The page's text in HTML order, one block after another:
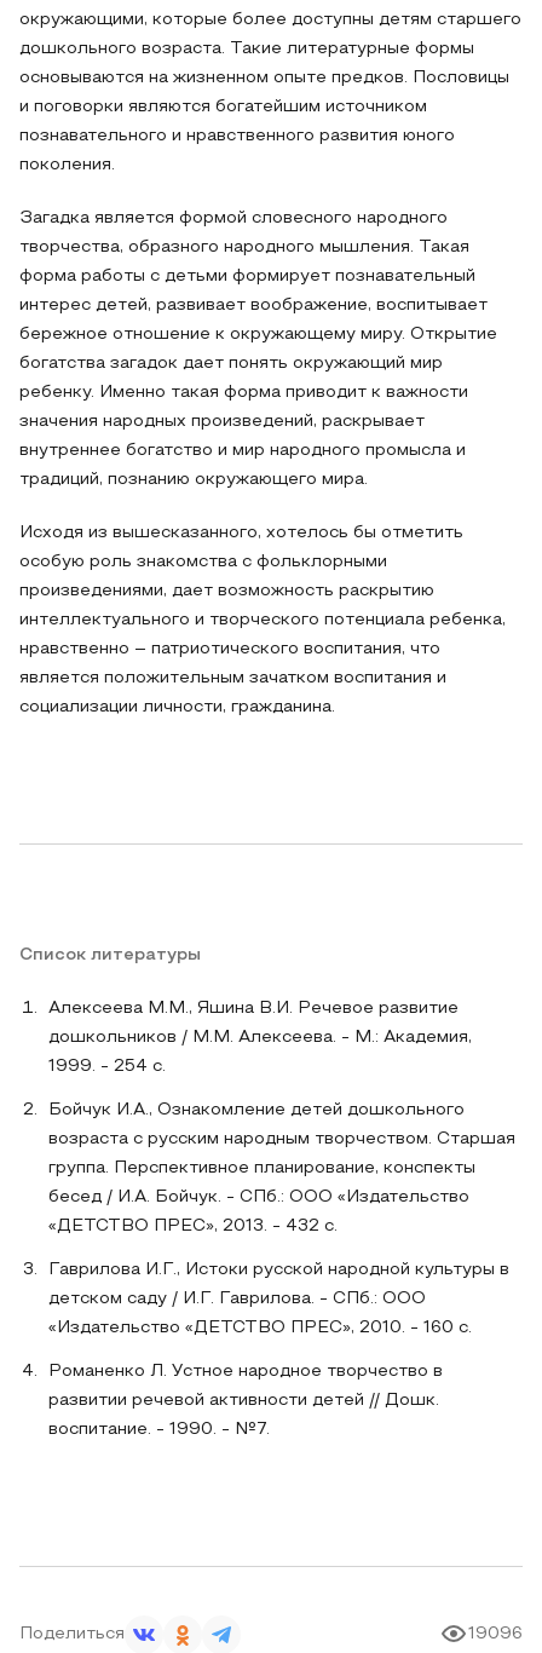
окружающими, которые более доступны детям старшего
дошкольного возраста. Такие литературные формы
основываются на жизненном опыте предков. Пословицы
и поговорки являются богатейшим источником
познавательного и нравственного развития юного
поколения.
Загадка является формой словесного народного
творчества, образного народного мышления. Такая
форма работы с детьми формирует познавательный
интерес детей, развивает воображение, воспитывает
бережное отношение к окружающему миру. Открытие
богатства загадок дает понять окружающий мир
ребенку. Именно такая форма приводит к важности
значения народных произведений, раскрывает
внутреннее богатство и мир народного промысла и
традиций, познанию окружающего мира.
Исходя из вышесказанного, хотелось бы отметить
особую роль знакомства с фольклорными
произведениями, дает возможность раскрытию
интеллектуального и творческого потенциала ребенка,
нравственно – патриотического воспитания, что
является положительным зачатком воспитания и
социализации личности, гражданина.
Список литературы
Алексеева М.М., Яшина В.И. Речевое развитие
дошкольников / М.М. Алексеева. - М.: Академия,
1999. - 254 с.
Бойчук И.А., Ознакомление детей дошкольного
возраста с русским народным творчеством. Старшая
группа. Перспективное планирование, конспекты
бесед / И.А. Бойчук. - СПб.: ООО «Издательство
«ДЕТСТВО ПРЕС», 2013. - 432 с.
Гаврилова И.Г., Истоки русской народной культуры в
детском саду / И.Г. Гаврилова. - СПб.: ООО
«Издательство «ДЕТСТВО ПРЕС», 2010. - 160 с.
Романенко Л. Устное народное творчество в
развитии речевой активности детей // Дошк.
воспитание. - 1990. - №7.
Поделиться 19096